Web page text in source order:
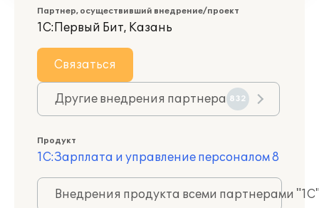
Партнер, осуществивший внедрение/проект
1С:Первый Бит, Казань
Связаться
Другие внедрения партнера 832
Продукт
1С:Зарплата и управление персоналом 8
Внедрения продукта всеми партнерами